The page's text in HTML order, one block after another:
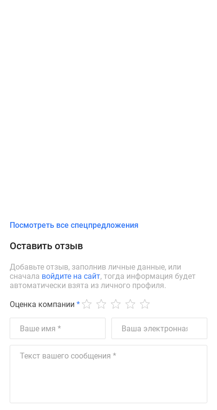
Посмотреть все спецпредложения
Оставить отзыв
Добавьте отзыв, заполнив личные данные, или
сначала войдите на сайт, тогда информация будет
автоматически взята из личного профиля.
Оценка компании *